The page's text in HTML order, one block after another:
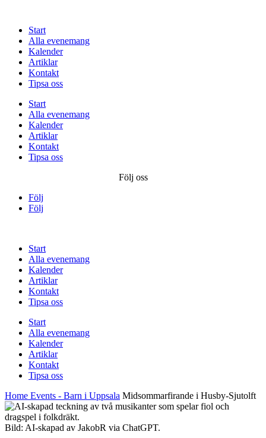
Start
Alla evenemang
Kalender
Artiklar
Kontakt
Tipsa oss
Start
Alla evenemang
Kalender
Artiklar
Kontakt
Tipsa oss
Följ oss
Följ
Följ
Start
Alla evenemang
Kalender
Artiklar
Kontakt
Tipsa oss
Start
Alla evenemang
Kalender
Artiklar
Kontakt
Tipsa oss
Home Events - Barn i Uppsala Midsommarfirande i Husby-Sjutolft
Bild: AI-skapad av JakobR via ChatGPT.